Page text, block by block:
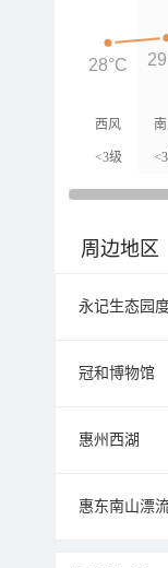
西风
<3级
28°C
周边地区
永记生态园
冠和博物馆
惠州西湖
惠东南山漂